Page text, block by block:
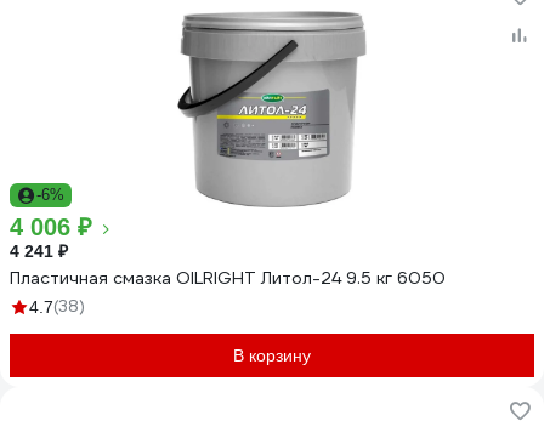
-6%
4 006 ₽
4 241 ₽
Пластичная смазка OILRIGHT Литол-24 9.5 кг 6050
4.7(38)
В корзину